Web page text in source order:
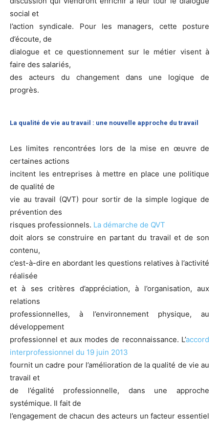
social et
l’action syndicale. Pour les managers, cette posture
d’écoute, de
dialogue et ce questionnement sur le métier visent à
faire des salariés,
des acteurs du changement dans une logique de
progrès.
La qualité de vie au travail : une nouvelle approche du travail
Les limites rencontrées lors de la mise en œuvre de
certaines actions
incitent les entreprises à mettre en place une politique
de qualité de
vie au travail (QVT) pour sortir de la simple logique de
prévention des
risques professionnels. La démarche de QVT
doit alors se construire en partant du travail et de son
contenu,
c’est-à-dire en abordant les questions relatives à l’activité
réalisée
et à ses critères d’appréciation, à l’organisation, aux
relations
professionnelles, à l’environnement physique, au
développement
professionnel et aux modes de reconnaissance. L’accord
interprofessionnel du 19 juin 2013
fournit un cadre pour l’amélioration de la qualité de vie au
travail et
de l’égalité professionnelle, dans une approche
systémique. Il fait de
l’engagement de chacun des acteurs un facteur essentiel